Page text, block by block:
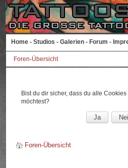
Home - Studios - Galerien - Forum -
Foren-Übersicht
Bist du dir sicher, dass du alle
möchtest?
Foren-Übersicht